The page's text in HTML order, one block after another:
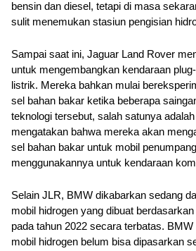
bensin dan diesel, tetapi di masa
sulit menemukan stasiun pengisian
Sampai saat ini, Jaguar Land Rover
untuk mengembangkan kendaraan
listrik. Mereka bahkan mulai
sel bahan bakar ketika beberapa
teknologi tersebut, salah satunya
mengatakan bahwa mereka akan
sel bahan bakar untuk mobil
menggunakannya untuk kendaraan
Selain JLR, BMW dikabarkan sedang
mobil hidrogen yang dibuat
pada tahun 2022 secara terbatas.
mobil hidrogen belum bisa dipasarkan